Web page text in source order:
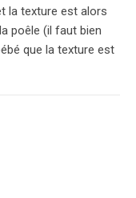
la texture est alors
poêle (il faut bien
que la texture est